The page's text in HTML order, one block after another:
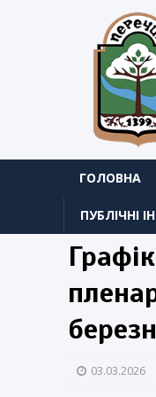
ГОЛОВНА
ПУБЛІЧНІ
03.03.2026